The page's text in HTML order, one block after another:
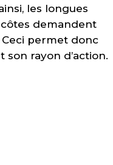
les longues
demandent
permet donc
son rayon d’action.